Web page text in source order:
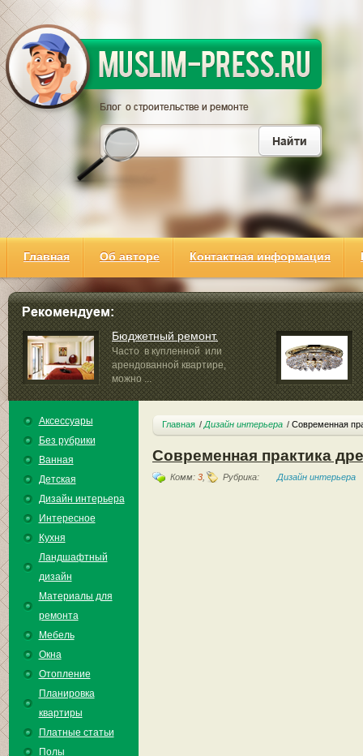
Главная Об авторе Контактная информация
Бюджетный ремонт.
Часто в купленной или
арендованной квартире,
можно ...
Аксессуары
Без рубрики
Ванная
Детская
Дизайн интерьера
Интересное
Кухня
Ландшафтный
дизайн
Материалы для
ремонта
Мебель
Окна
Отопление
Планировка
квартиры
Платные статьи
Полы
Главная Дизайн интерьера Современная
Современная практика
Комм: 3, Рубрика: Дизайн интерьера